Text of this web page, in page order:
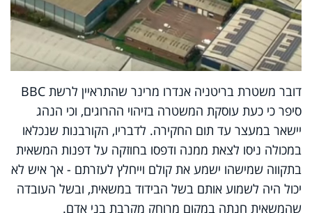
דובר משטרת בריטניה אנדרו מרינר שהתראיין לרשת BBC
סיפר כי כעת עוסקת המשטרה בזיהוי ההרוגים, וכי הנהג
יישאר במעצר עד תום החקירה. לדבריו, הקורבנות שנכלאו
במכולה ניסו לצאת ממנה ודפסו בחוזקה על דפנות המשאית
בתקווה שמישהו ישמע את קולם וייחלץ לעזרתם - אך איש לא
יכול היה לשמוע אותם בשל הבידוד במשאית, ובשל העובדה
שהמשאית חנתה במקום מרוחק מקרבת בני אדם.